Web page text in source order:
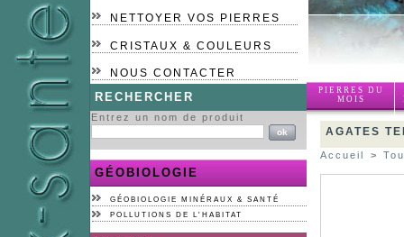
NETTOYER VOS PIERRES
CRISTAUX & COULEURS
NOUS CONTACTER
PIERRES DU
MOIS
RECHERCHER
Entrez un nom de produit
GÉOBIOLOGIE
GÉOBIOLOGIE MINÉRAUX & SANTÉ
POLLUTIONS DE L'HABITAT
AGATES
Accueil >